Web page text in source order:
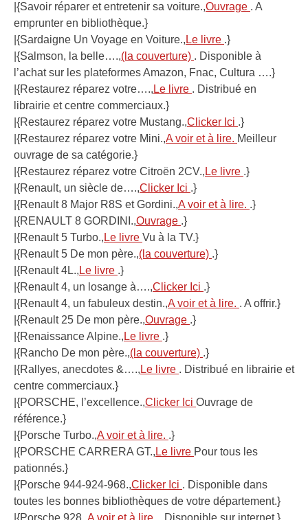
|{Savoir réparer et entretenir sa voiture.,Ouvrage . A
emprunter en bibliothèque.}
|{Sardaigne Un Voyage en Voiture., Le livre .}
|{Salmson, la belle….,(la couverture) . Disponible à
l’achat sur les plateformes Amazon, Fnac, Cultura ….}
|{Restaurez réparez votre…., Le livre . Distribué en
librairie et centre commerciaux.}
|{Restaurez réparez votre Mustang.,Clicker Ici .}
|{Restaurez réparez votre Mini.,A voir et à lire. Meilleur
ouvrage de sa catégorie.}
|{Restaurez réparez votre Citroën 2CV., Le livre .}
|{Renault, un siècle de….,Clicker Ici .}
|{Renault 8 Major R8S et Gordini.,A voir et à lire. .}
|{RENAULT 8 GORDINI.,Ouvrage .}
|{Renault 5 Turbo., Le livre Vu à la TV.}
|{Renault 5 De mon père.,(la couverture) .}
|{Renault 4L., Le livre .}
|{Renault 4, un losange à….,Clicker Ici .}
|{Renault 4, un fabuleux destin.,A voir et à lire. . A offrir.}
|{Renault 25 De mon père.,Ouvrage .}
|{Renaissance Alpine., Le livre .}
|{Rancho De mon père.,(la couverture) .}
|{Rallyes, anecdotes &…., Le livre . Distribué en librairie et
centre commerciaux.}
|{PORSCHE, l’excellence.,Clicker Ici Ouvrage de
référence.}
|{Porsche Turbo.,A voir et à lire. .}
|{PORSCHE CARRERA GT., Le livre Pour tous les
pationnés.}
|{Porsche 944-924-968.,Clicker Ici . Disponible dans
toutes les bonnes bibliothèques de votre département.}
|{Porsche 928., A voir et à lire. . Disponible sur internet.}